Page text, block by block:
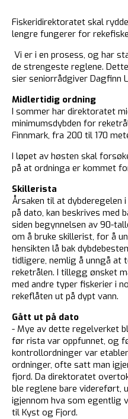
Fiskeridirektoratet skal
lengre fungerer for
Vi er i en prosess, og har
de strengeste reglene.
sier seniorrådgiver Dagfinn
Midlertidig ordning
I sommer har direktoratet
minimumsdybden for
Finnmark, fra 200 til 170
I løpet av høsten skal
på at ordninga er kommet
Skillerista
Årsaken til at
på dato, kan beskrives med
siden begynnelsen av 90-
om å bruke skillerist, for å
hensikten lå bak
tidligere, nemlig å unngå at
reketrålen. I tillegg ønsket
med andre typer fiskerier i
rekeflåten ut på dypt vann.
Gått ut på dato
- Mye av dette regelverket
før rista var oppfunnet, og
kontrollordninger var
ordninger, ofte satt man
fjord. Da direktoratet
ble reglene bare videreført,
igjennom hva som egentlig
til Kyst og Fjord.